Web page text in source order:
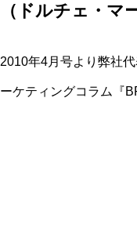
（ドルチェ・マ
2010年4月号より弊社
ーケティングコラム『